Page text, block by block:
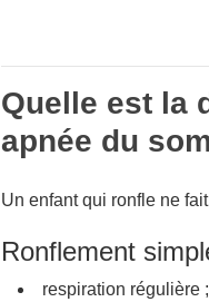
Quelle est la
apnée du
Un enfant qui ronfle ne
Ronflement
respiration régulière ;